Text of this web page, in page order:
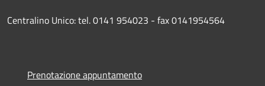
Centralino Unico: tel. 0141 954023 - fax 0141954564
Prenotazione appuntamento